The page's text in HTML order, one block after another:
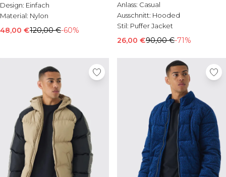
Design: Einfach
Material: Nylon
48,00 €120,00 €-60%
Anlass: Casual
Ausschnitt: Hooded
Stil: Puffer Jacket
26,00 €90,00 €-71%